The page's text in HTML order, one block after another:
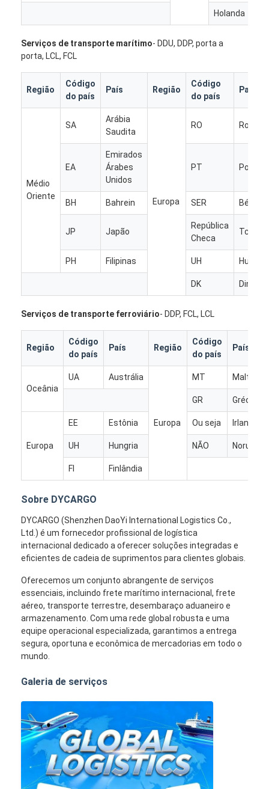
Controle de Qualidade
Converse agora
Frete internacional dianteiro
Frete de ar dianteiro
frete marítimo
transporte expresso
Transporte de mercadorias por caminhão
Serviço de armazenagem
Holanda
Serviços de transporte marítimo- DDU, DDP, porta a
porta, LCL, FCL
Região
Código
do país
País Região
Código
do país
País
Médio
Oriente
SA
Arábia
Saudita
Europa
RO
EA
Emirados
Árabes
Unidos
PT Polônia
BH Bahrein SER Bélgica
JP Japão
República
Checa
Tcheco
PH Filipinas UH Hungria
DK
Serviços de transporte ferroviário- DDP, FCL, LCL
Região
Código
do país
País Região
Código
do país
País
Oceânia
UA Austrália
Europa
MT Malta
GR Grécia
Europa
EE Estônia Ou seja Irlanda
UH Hungria NÃO Noruega
FI Finlândia
Sobre DYCARGO
DYCARGO (Shenzhen DaoYi International Logistics Co.,
Ltd.) é um fornecedor profissional de logística
internacional dedicado a oferecer soluções integradas e
eficientes de cadeia de suprimentos para clientes globais.
Oferecemos um conjunto abrangente de serviços
essenciais, incluindo frete marítimo internacional, frete
aéreo, transporte terrestre, desembaraço aduaneiro e
armazenamento. Com uma rede global robusta e uma
equipe operacional especializada, garantimos a entrega
segura, oportuna e econômica de mercadorias em todo o
mundo.
Galeria de serviços